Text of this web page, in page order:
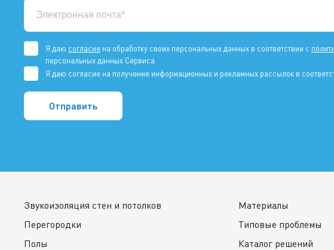
Я даю согласие на обработку своих персональных данных в соответствии с
персональных данных Сервиса.
Я даю согласие на получение информационных и рекламных рассылок в
Звукоизоляция стен и потолков
Перегородки
Полы
Материалы
Типовые проблемы
Каталог решений